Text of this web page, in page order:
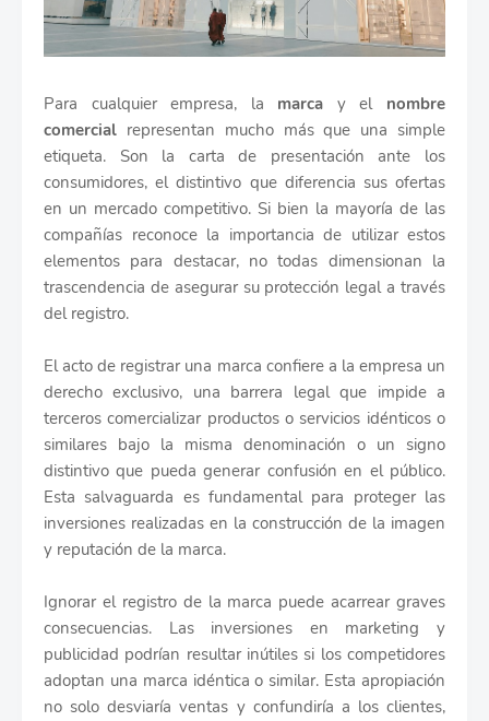
Para cualquier empresa, la marca y el nombre
comercial representan mucho más que una simple
etiqueta. Son la carta de presentación ante los
consumidores, el distintivo que diferencia sus ofertas
en un mercado competitivo. Si bien la mayoría de las
compañías reconoce la importancia de utilizar estos
elementos para destacar, no todas dimensionan la
trascendencia de asegurar su protección legal a través
del registro.
El acto de registrar una marca confiere a la empresa un
derecho exclusivo, una barrera legal que impide a
terceros comercializar productos o servicios idénticos o
similares bajo la misma denominación o un signo
distintivo que pueda generar confusión en el público.
Esta salvaguarda es fundamental para proteger las
inversiones realizadas en la construcción de la imagen
y reputación de la marca.
Ignorar el registro de la marca puede acarrear graves
consecuencias. Las inversiones en marketing y
publicidad podrían resultar inútiles si los competidores
adoptan una marca idéntica o similar. Esta apropiación
no solo desviaría ventas y confundiría a los clientes,